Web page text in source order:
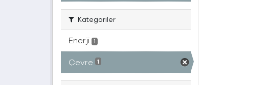
Kategoriler
Enerji 1
Çevre 1